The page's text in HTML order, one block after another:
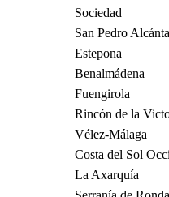
Sociedad
San Pedro
Estepona
Benalmádena
Fuengirola
Rincón de la
Vélez-Málaga
Costa del Sol
La Axarquía